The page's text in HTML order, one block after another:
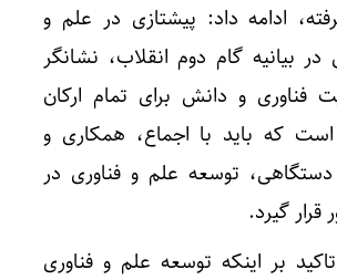
ادامه داد: پیشتازی در علم و
بیانیه گام دوم انقلاب، نشانگر
فناوری و دانش برای تمام ارکان
که باید با اجماع، همکاری و
توسعه علم و فناوری در
گیرد.
بر اینکه توسعه علم و فناوری